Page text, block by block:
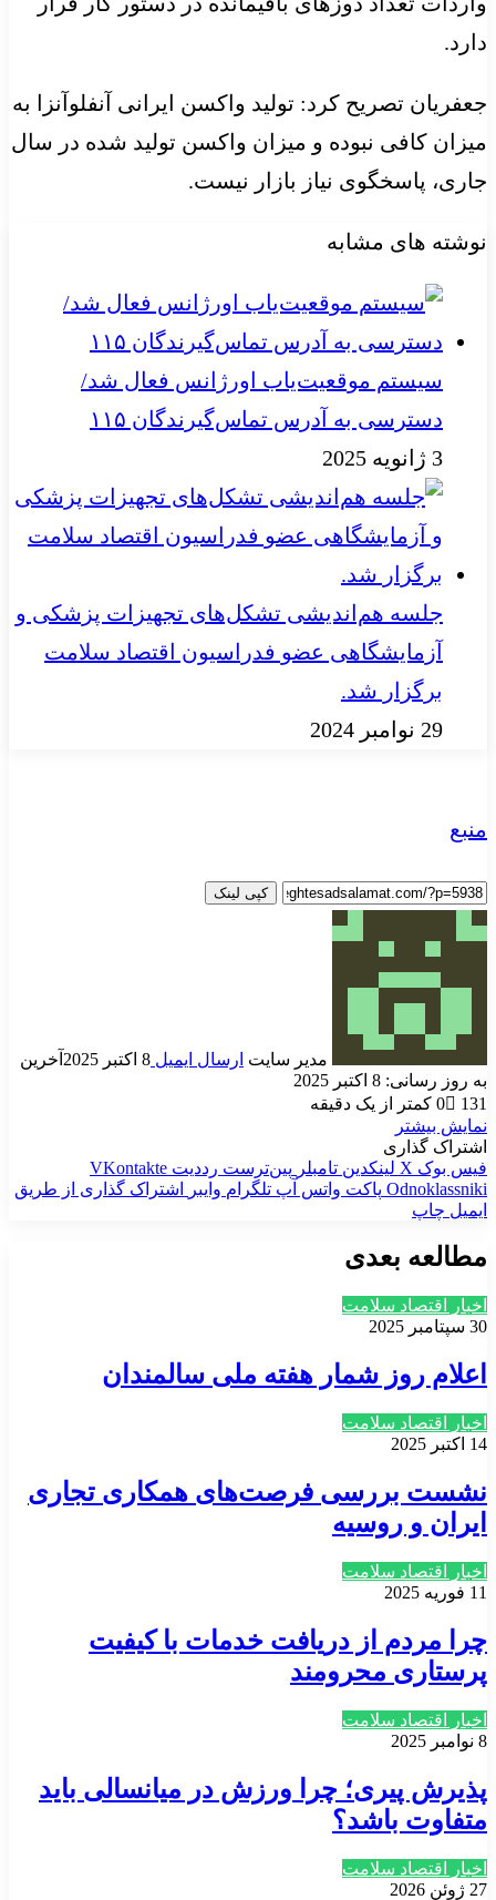
دارد.
جعفریان تصریح کرد: تولید واکسن ایرانی آنفلوآنزا به
میزان کافی نبوده و میزان واکسن تولید شده در سال
جاری، پاسخگوی نیاز بازار نیست.
نوشته های مشابه
سیستم موقعیت‌یاب اورژانس فعال شد/
دسترسی به آدرس تماس‌گیرندگان ۱۱۵
3 ژانویه 2025
جلسه هم‌اندیشی تشکل‌های تجهیزات پزشکی و
آزمایشگاهی عضو فدراسیون اقتصاد سلامت
برگزار شد.
29 نوامبر 2024
منبع
کپی لینک
مدیر سایت ارسال ایمیل 8 اکتبر 2025
آخرین
به روز رسانی: 8 اکتبر 2025
0
131
کمتر از یک دقیقه
نمایش بیشتر
اشتراک گذاری
فیس بوک X لینکدین ‫تامبلر ‫پین‌ترست ‫رددیت ‫VKontakte
‫Odnoklassniki پاکت واتس آپ تلگرام وایبر
اشتراک گذاری از طریق
ایمیل چاپ
مطالعه بعدی
اخبار اقتصاد سلامت
30 سپتامبر 2025
اعلام روز شمار هفته ملی سالمندان
اخبار اقتصاد سلامت
14 اکتبر 2025
نشست بررسی فرصت‌های همکاری تجاری
ایران و روسیه
اخبار اقتصاد سلامت
11 فوریه 2025
چرا مردم از دریافت خدمات با کیفیت
پرستاری محرومند
اخبار اقتصاد سلامت
8 نوامبر 2025
پذیرش پیری؛ چرا ورزش در میانسالی باید
متفاوت باشد؟
اخبار اقتصاد سلامت
27 ژوئن 2026